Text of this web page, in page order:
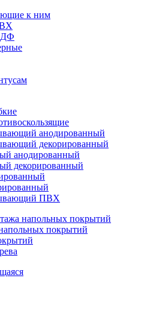
к ним
анодированный
декорированный
анодированный
декорированный
ПВХ
напольных покрытий
покрытий